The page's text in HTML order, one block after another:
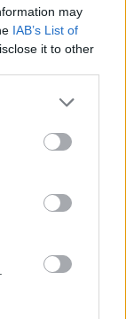
may
IAB’s List of
it to other
more Google
may click to
party tags to
below Google
εκεί θα
είπε ο κ.
θα δίνει
θα έχουν
δεν
που οι
για να
ανάλογα